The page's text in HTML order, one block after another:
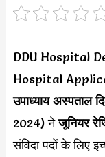
DDU Hospital
Hospital
उपाध्याय अस्पताल
2024) नेजूनियर
संविदा पदों के लिए